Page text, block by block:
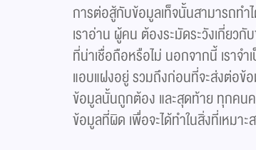
การต่อสู้กับข้อมูลเท็จนั้นสามารถท
เราอ่าน ผู้คน ต้องระมัดระวังเกี่ยวกั
ที่น่าเชื่อถือหรือไม่ นอกจากนี้ เราจ
แอบแฝงอยู่ รวมถึงก่อนที่จะส่งต่อข้อ
ข้อมูลนั้นถูกต้อง และสุดท้าย ทุกคน
ข้อมูลที่ผิด เพื่อจะได้ทำในสิ่งที่เหมาะ